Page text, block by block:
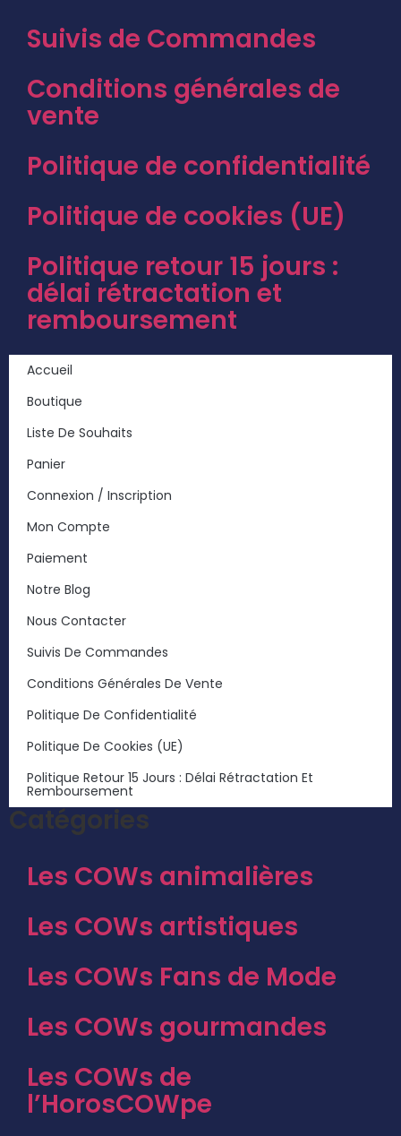
Suivis de Commandes
Conditions générales de
vente
Politique de confidentialité
Politique de cookies (UE)
Politique retour 15 jours :
délai rétractation et
remboursement
Accueil
Boutique
Liste De Souhaits
Panier
Connexion / Inscription
Mon Compte
Paiement
Notre Blog
Nous Contacter
Suivis De Commandes
Conditions Générales De Vente
Politique De Confidentialité
Politique De Cookies (UE)
Politique Retour 15 Jours : Délai Rétractation Et
Remboursement
Catégories
Les COWs animalières
Les COWs artistiques
Les COWs Fans de Mode
Les COWs gourmandes
Les COWs de
l’HorosCOWpe